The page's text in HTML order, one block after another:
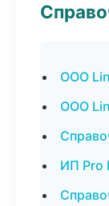
ООО
ООО
ИП Pro